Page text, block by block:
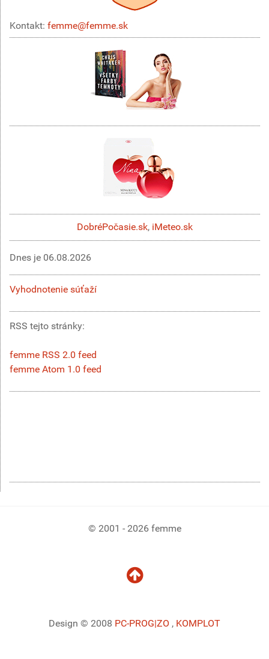
Kontakt: femme@femme.sk
DobréPočasie.sk, iMeteo.sk
Dnes je 06.08.2026
Vyhodnotenie súťaží
RSS tejto stránky:
femme RSS 2.0 feed
femme Atom 1.0 feed
© 2001 - 2026 femme
Design © 2008 PC-PROG|ZO , KOMPLOT